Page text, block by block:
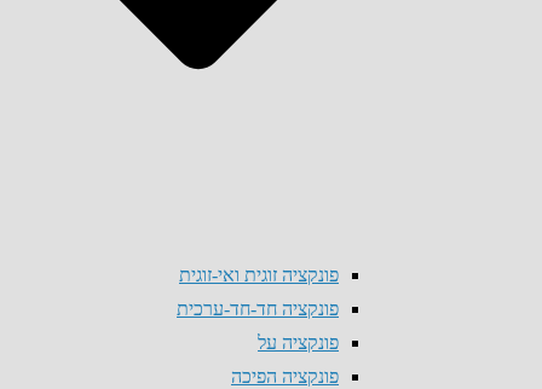
פונקציה זוגית ואי-זוגית
פונקציה חד-חד-ערכית
פונקציה על
פונקציה הפיכה